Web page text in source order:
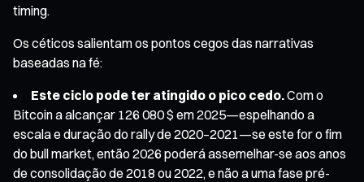
timing.
Os céticos salientam os pontos cegos das narrativas
baseadas na fé:
Este ciclo pode ter atingido o pico cedo.Com o
Bitcoin a alcançar 126 080 $ em 2025—espelhando a
escala e duração do rally de 2020–2021—se este for o fim
do bull market, então 2026 poderá assemelhar-se aos anos
de consolidação de 2018 ou 2022, e não a uma fase pré-